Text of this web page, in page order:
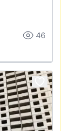
46